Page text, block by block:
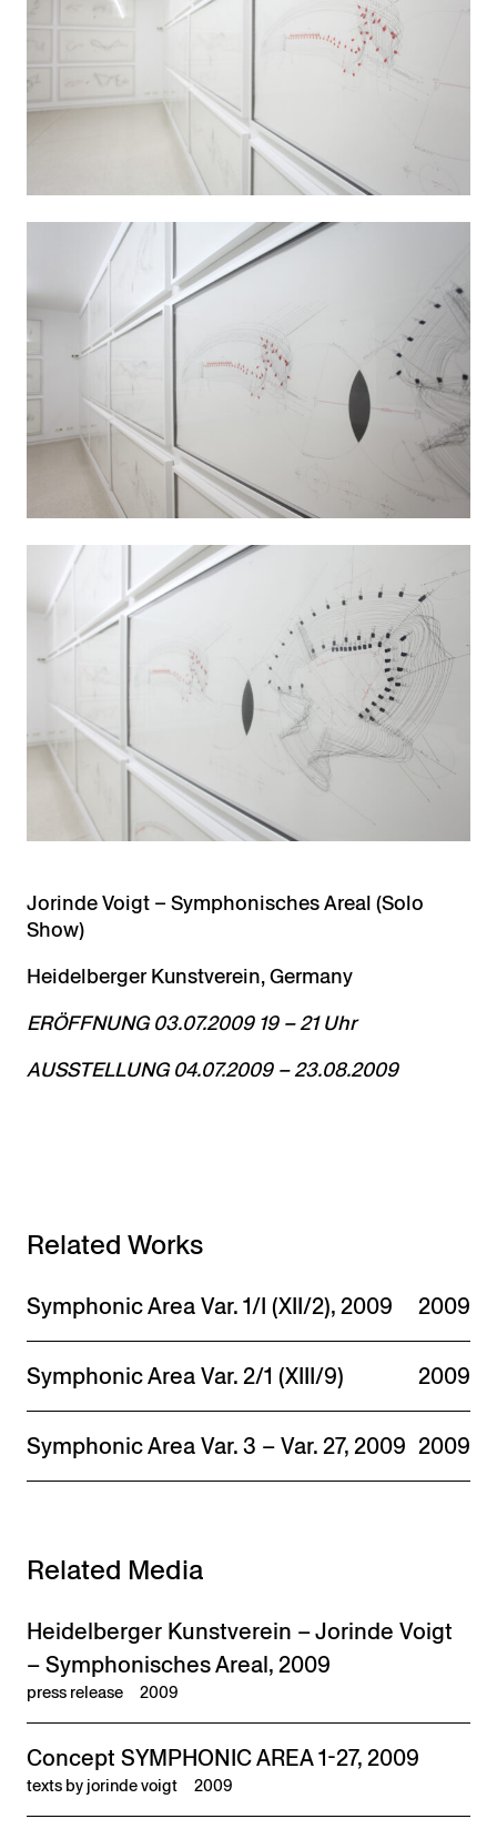
Jorinde Voigt – Symphonisches Areal (Solo
Show)
Heidelberger Kunstverein, Germany
ERÖFFNUNG 03.07.2009 19 – 21 Uhr
AUSSTELLUNG 04.07.2009 – 23.08.2009
Related Works
Symphonic Area Var. 1/I (XII/2), 2009 2009
Symphonic Area Var. 2/1 (XIII/9) 2009
Symphonic Area Var. 3 – Var. 27, 2009 2009
Related Media
Heidelberger Kunstverein – Jorinde Voigt
– Symphonisches Areal, 2009
press release 2009
Concept SYMPHONIC AREA 1-27, 2009
texts by jorinde voigt 2009